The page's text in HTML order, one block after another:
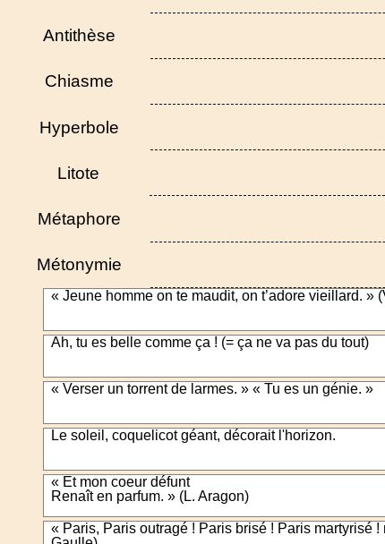
Antithèse
Chiasme
Hyperbole
Litote
Métaphore
Métonymie